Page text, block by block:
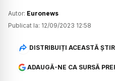
Autor: Euronews
Publicat la: 12/09/2023 12:58
DISTRIBUIȚI ACEASTĂ
ADAUGĂ-NE CA SURSĂ